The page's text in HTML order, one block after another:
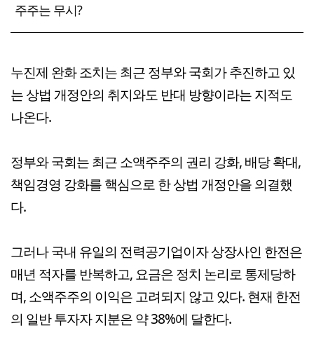
주주는 무시?
누진제 완화 조치는 최근 정부와 국회가 추진하고 있
는 상법 개정안의 취지와도 반대 방향이라는 지적도
나온다.
정부와 국회는 최근 소액주주의 권리 강화, 배당 확대,
책임경영 강화를 핵심으로 한 상법 개정안을 의결했
다.
그러나 국내 유일의 전력공기업이자 상장사인 한전은
매년 적자를 반복하고, 요금은 정치 논리로 통제당하
며, 소액주주의 이익은 고려되지 않고 있다. 현재 한전
의 일반 투자자 지분은 약 38%에 달한다.